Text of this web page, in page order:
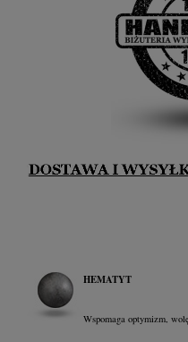
HEMATYT
Wspomaga optymizm,